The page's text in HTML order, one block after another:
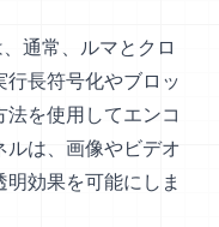
通常、ルマとクロ
長符号化やブロッ
を使用してエンコ
ルは、画像やビデオ
効果を可能にしま